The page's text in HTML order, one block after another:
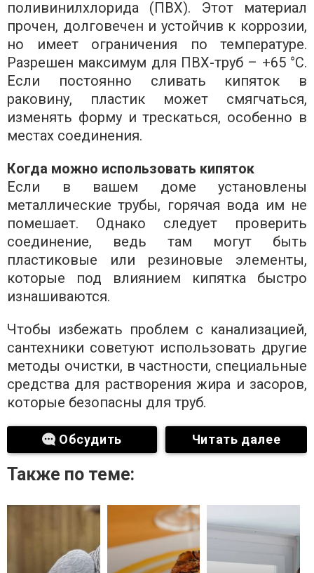
поливинилхлорида (ПВХ). Этот материал
прочен, долговечен и устойчив к коррозии,
но имеет ограничения по температуре.
Разрешен максимум для ПВХ-труб – +65 °C.
Если постоянно сливать кипяток в
раковину, пластик может смягчаться,
изменять форму и трескаться, особенно в
местах соединения.
Когда можно использовать кипяток
Если в вашем доме установлены
металлические трубы, горячая вода им не
помешает. Однако следует проверить
соединение, ведь там могут быть
пластиковые или резиновые элементы,
которые под влиянием кипятка быстро
изнашиваются.
Чтобы избежать проблем с канализацией,
сантехники советуют использовать другие
методы очистки, в частности, специальные
средства для растворения жира и засоров,
которые безопасны для труб.
Обсудить Читать далее
Также по теме: